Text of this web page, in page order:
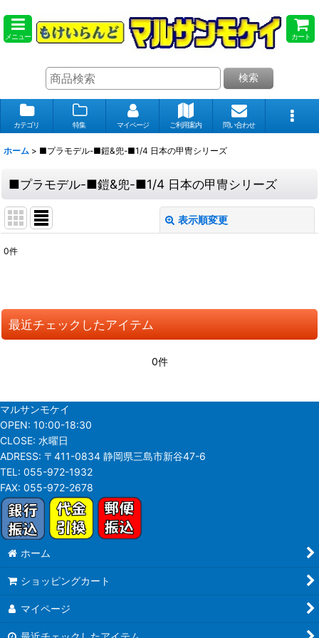
メニュー カート
検索
カテゴリ 特集 マイページ ご利用案内 問い合わせ
ホーム > ■プラモデル-■鎧&兜-■1/4 日本の甲冑シリーズ
■プラモデル-■鎧&兜-■1/4 日本の甲冑シリーズ
表示順変更
並び順:
絞り込む
0件
最近チェックしたアイテム
0件
マルサンモケイ
OPEN: 10:00-18:30
CLOSE: 水曜日
ADRESS: 〒411-0834 静岡県三島市新谷47-6
TEL: 055-972-1932
FAX: 055-972-2678
ホーム
ショッピングカート
マイページ